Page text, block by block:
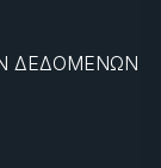
ΔΕΔΟΜΕΝΩΝ